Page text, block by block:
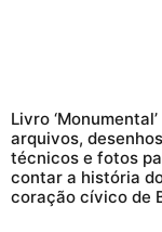
Livro
arquivos, desenhos
técnicos e fotos
contar a história
coração cívico de